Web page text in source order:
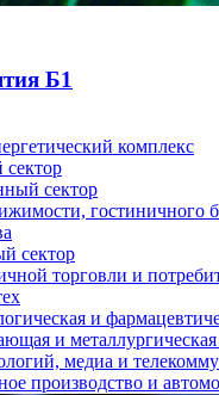
Б1
комплекс
сектор
гостиничного
сектор
торговли и
и
и металлургическая
медиа и
производство и